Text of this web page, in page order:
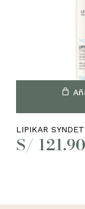
LIPIKAR
S/ 121.90